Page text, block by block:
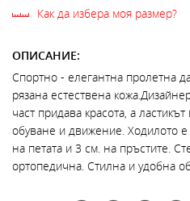
Как да избера моя размер?
ОПИСАНИЕ:
Спортно - елегантна пролетна
рязана естествена
част придава красота, а
обуване и движение. Ходилото
на петата и 3 см. на пръстите.
ортопедична. Стилна и удобна